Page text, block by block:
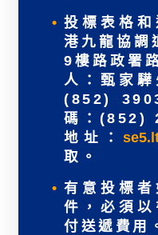
投標表格
港九龍協調
9樓路政署
人：甄家驊
(852)
碼：(852)
地址：
取。
有意投標
件，必須
付送遞費用